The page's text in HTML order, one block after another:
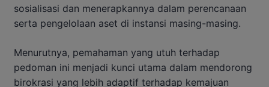
sosialisasi dan menerapkannya dalam perencanaan
serta pengelolaan aset di instansi masing-masing.
Menurutnya, pemahaman yang utuh terhadap
pedoman ini menjadi kunci utama dalam mendorong
birokrasi yang lebih adaptif terhadap kemajuan